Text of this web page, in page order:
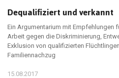
Dequalifiziert und verkannt
Ein Argumentarium mit Empfehlungen
Arbeit gegen die Diskriminierung,
Exklusion von qualifizierten
Familiennachzug
15.08.2017